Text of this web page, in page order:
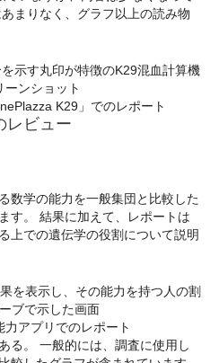
まりなく、グラフ以上の読み物
K29」でのレポート
レビュー
数学の能力を一般集団と比較した
す。 結果に加えて、レポートは
上での遺伝学の役割について説明
アプリでのレポート
る。 一般的には、調査に使用し